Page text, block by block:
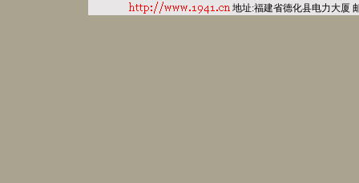
地址:福建省德化县电力大厦